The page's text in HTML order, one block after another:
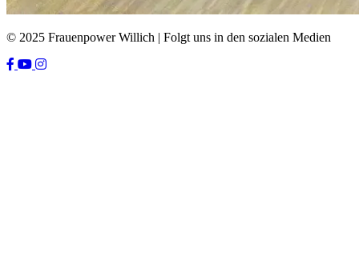
© 2025 Frauenpower Willich | Folgt uns in den sozialen Medien